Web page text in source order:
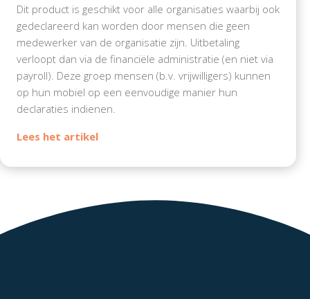
Dit product is geschikt voor alle organisaties waarbij ook
gedeclareerd kan worden door mensen die geen
medewerker van de organisatie zijn. Uitbetaling
verloopt dan via de financiële administratie (en niet via
payroll). Deze groep mensen (b.v. vrijwilligers) kunnen
op hun mobiel op een eenvoudige manier hun
declaraties indienen.